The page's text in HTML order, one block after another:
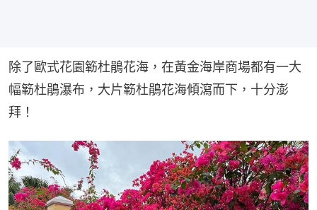
除了歐式花園簕杜鵑花海，在黃金海岸商場都有一大
幅簕杜鵑瀑布，大片簕杜鵑花海傾瀉而下，十分澎
拜！